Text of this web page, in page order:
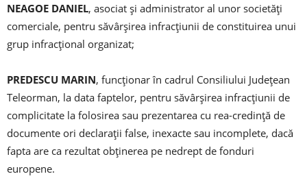
NEAGOE DANIEL, asociat și administrator al unor societăți
comerciale, pentru săvârșirea infracțiunii de constituirea unui
grup infracțional organizat;
PREDESCU MARIN, funcționar în cadrul Consiliului Județean
Teleorman, la data faptelor, pentru săvârșirea infracțiunii de
complicitate la folosirea sau prezentarea cu rea-credință de
documente ori declarații false, inexacte sau incomplete, dacă
fapta are ca rezultat obținerea pe nedrept de fonduri
europene.